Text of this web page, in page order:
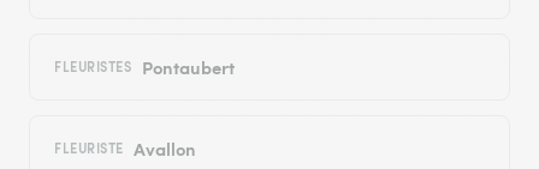
FLEURISTES Pontaubert
FLEURISTE Avallon